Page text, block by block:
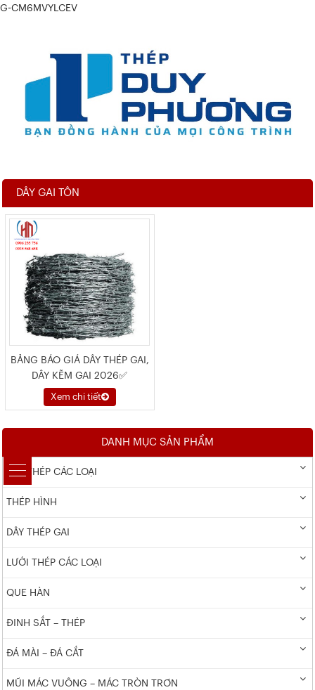
G-CM6MVYLCEV
DÂY GAI TÔN
BẢNG BÁO GIÁ DÂY THÉP GAI,
DÂY KẼM GAI 2026✅
Xem chi tiết
DANH MỤC SẢN PHẨM
DÂY THÉP CÁC LOẠI
THÉP HÌNH
DÂY THÉP GAI
LƯỚI THÉP CÁC LOẠI
QUE HÀN
ĐINH SẮT – THÉP
ĐÁ MÀI – ĐÁ CẮT
MŨI MÁC VUÔNG – MÁC TRÒN TRƠN